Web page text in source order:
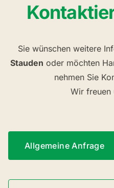
Sie wünschen weitere
Stauden oder möchten
nehmen Sie
Wir freuen
Allgemeine Anfrage